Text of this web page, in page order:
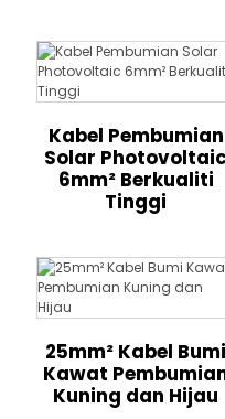
Kabel Pembumian
Solar Photovoltaic
6mm² Berkualiti
Tinggi
25mm² Kabel Bumi
Kawat
Kuning dan Hijau